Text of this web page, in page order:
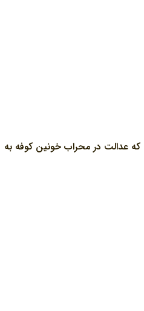
عدالت در محراب خونین کوفه به